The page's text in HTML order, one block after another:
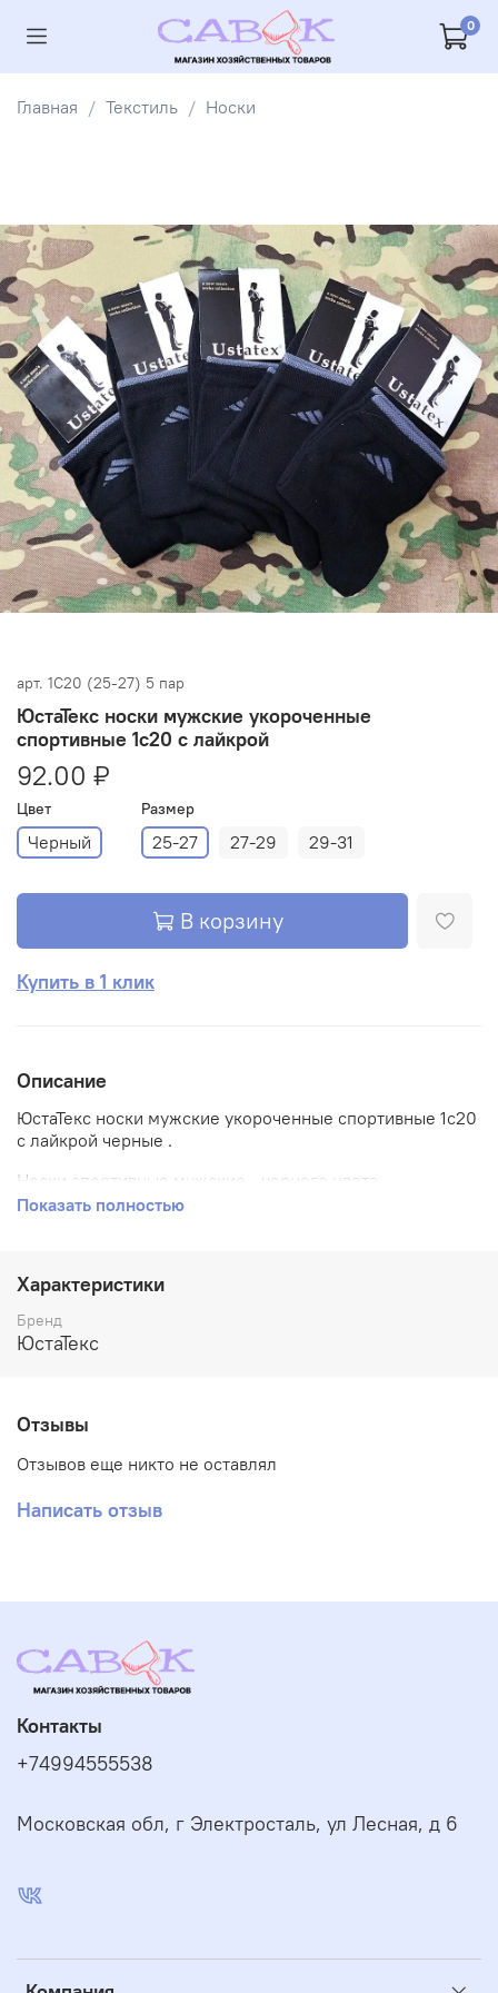
0
Главная Текстиль Носки
арт. 1С20 (25-27) 5 пар
ЮстаТекс носки мужские укороченные
спортивные 1с20 с лайкрой
92.00 ₽
Цвет
Черный
Размер
25-27 27-29 29-31
В корзину
Купить в 1 клик
Описание
ЮстаТекс носки мужские укороченные спортивные 1с20
с лайкрой черные .
Носки спортивные мужские - черного цвета.
Состав : хлопок 82% + ПА 16% + эластан 2%
Узор : гладкие
волокон по новейшим технологиям.
Показать полностью
Характеристики
Бренд
ЮстаТекс
Отзывы
Отзывов еще никто не оставлял
Написать отзыв
Контакты
+74994555538
Московская обл, г Электросталь, ул Лесная, д 6